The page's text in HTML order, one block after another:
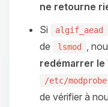
ne retourne
Si
algif_aead
de
lsmod
,
redémarrer le
/etc/
de vérifier à